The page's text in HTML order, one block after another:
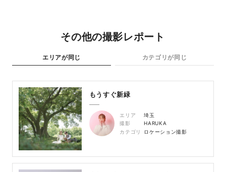
その他の撮影レポート
エリアが同じ カテゴリが同じ
もうすぐ新緑
エリア
埼玉
撮影
HARUKA
カテゴリ
ロケーション撮影